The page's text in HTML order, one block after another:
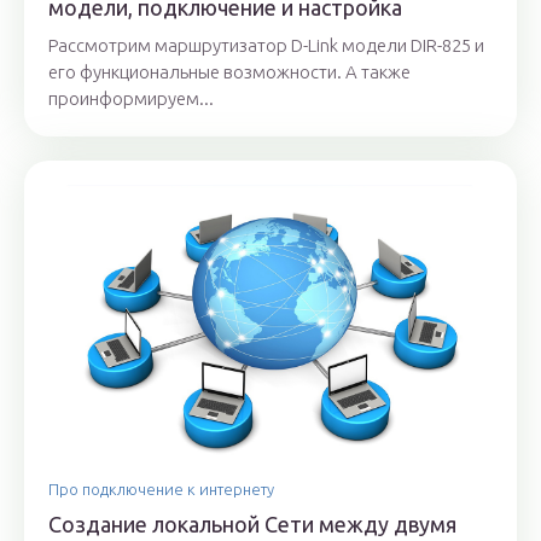
модели, подключение и настройка
Рассмотрим маршрутизатор D-Link модели DIR-825 и
его функциональные возможности. А также
проинформируем...
Про подключение к интернету
Создание локальной Сети между двумя